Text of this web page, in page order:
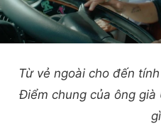
Từ vẻ ngoài cho đến
Điểm chung của ông già